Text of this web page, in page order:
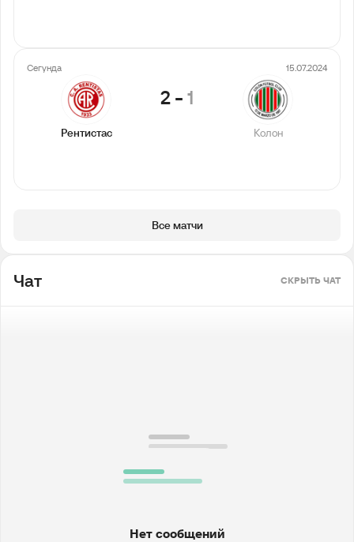
Сегунда 15.07.2024
Рентистас
2-1
Колон
Все матчи
Чат СКРЫТЬ ЧАТ
Нет сообщений